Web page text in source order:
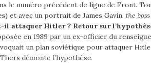
le numéro précédent de ligne de Front.
et avec un portrait de James Gavin, the boss
attaquer Hitler ? Retour sur
en 1989 par un ex-officier du
un plan soviétique pour attaquer
démonte l’hypothèse.